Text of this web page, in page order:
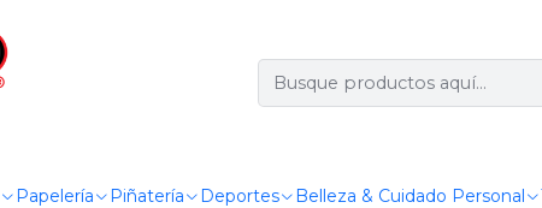
Papelería Piñatería Deportes Belleza & Cuidado Personal